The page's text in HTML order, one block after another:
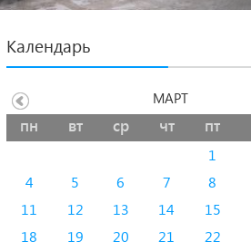
Календарь
пн вт ср чт пт
1
4
5 6 7 8
11
12 13 14 15
18
19 20 21 22
МАРТ